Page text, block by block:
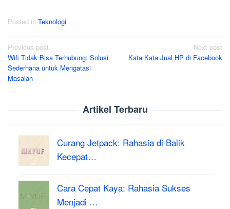
Posted in Teknologi
Post
navigation
Previous post
Wifi Tidak Bisa Terhubung: Solusi
Sederhana untuk Mengatasi
Masalah
Next post
Kata Kata Jual HP di Facebook
Artikel Terbaru
Curang Jetpack: Rahasia di Balik
Kecepat…
Cara Cepat Kaya: Rahasia Sukses
Menjadi …